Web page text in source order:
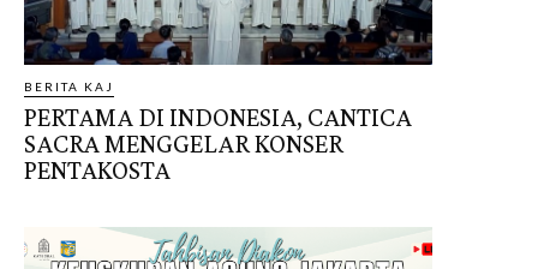
BERITA KAJ
PERTAMA DI INDONESIA, CANTICA
SACRA MENGGELAR KONSER
PENTAKOSTA